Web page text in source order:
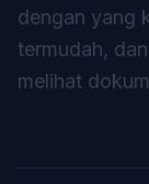
dengan yang
termudah,
melihat